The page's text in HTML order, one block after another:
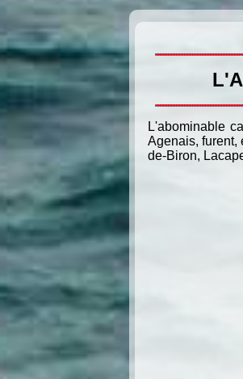
L'abominable
Agenais, furent,
de-Biron,